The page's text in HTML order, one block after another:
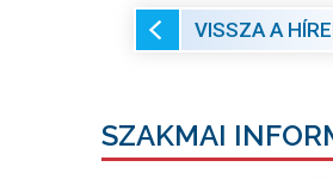
VISSZA A
SZAKMAI